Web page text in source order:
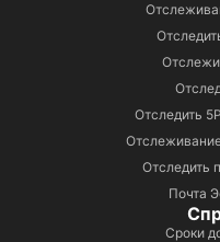
Отследить
Отследить
Почта
Сроки